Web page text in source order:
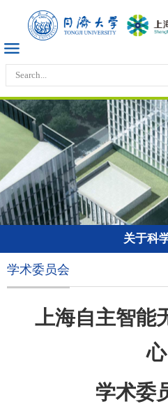
关于科
学术委员会
上海自主智能
心
学术委